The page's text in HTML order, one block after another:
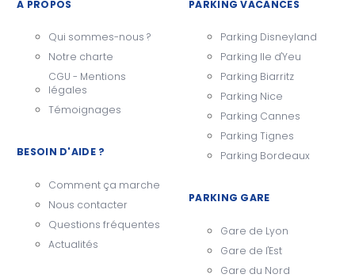
A PROPOS
Qui sommes-nous ?
Notre charte
CGU - Mentions
légales
Témoignages
BESOIN D'AIDE ?
Comment ça marche
Nous contacter
Questions fréquentes
Actualités
PARKING VACANCES
Parking Disneyland
Parking Ile d'Yeu
Parking Biarritz
Parking Nice
Parking Cannes
Parking Tignes
Parking Bordeaux
PARKING GARE
Gare de Lyon
Gare de l'Est
Gare du Nord